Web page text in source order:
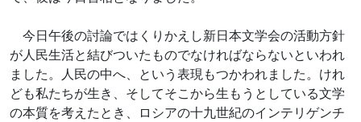
今日午後の討論ではくりかえし新日本文学会の活動方針
が人民生活と結びついたものでなければならないといわれ
ました。人民の中へ、という表現もつかわれました。けれ
ども私たちが生き、そしてそこから生もうとしている文学
の本質を考えたとき、ロシアの十九世紀のインテリゲンチ